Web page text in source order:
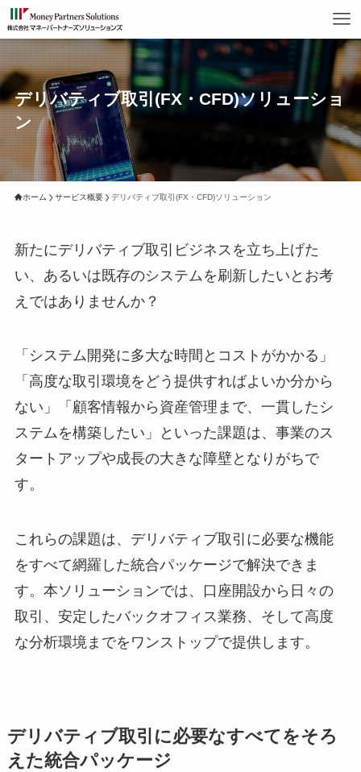
デリバティブ取引(FX・CFD)ソリューショ
ン
ホーム サービス概要 デリバティブ取引(FX・CFD)ソリューション
新たにデリバティブ取引ビジネスを立ち上げた
い、あるいは既存のシステムを刷新したいとお考
えではありませんか？
「システム開発に多大な時間とコストがかかる」
「高度な取引環境をどう提供すればよいか分から
ない」「顧客情報から資産管理まで、一貫したシ
ステムを構築したい」といった課題は、事業のス
タートアップや成長の大きな障壁となりがちで
す。
これらの課題は、デリバティブ取引に必要な機能
をすべて網羅した統合パッケージで解決できま
す。本ソリューションでは、口座開設から日々の
取引、安定したバックオフィス業務、そして高度
な分析環境までをワンストップで提供します。
デリバティブ取引に必要なすべてをそろ
えた統合パッケージ